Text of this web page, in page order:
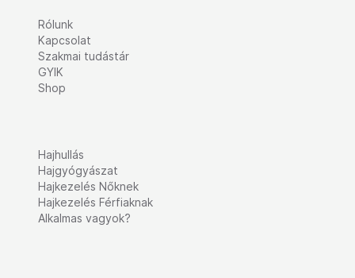
Rólunk
Kapcsolat
Szakmai tudástár
GYIK
Shop
Hajhullás
Hajgyógyászat
Hajkezelés Nőknek
Hajkezelés Férfiaknak
Alkalmas vagyok?